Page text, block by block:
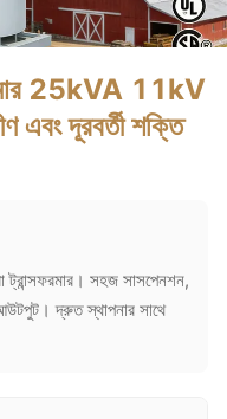
25kVA 11kV
দূরবর্তী শক্তি
সহজ সাসপেনশন,
দ্রুত স্থাপনার সাথে